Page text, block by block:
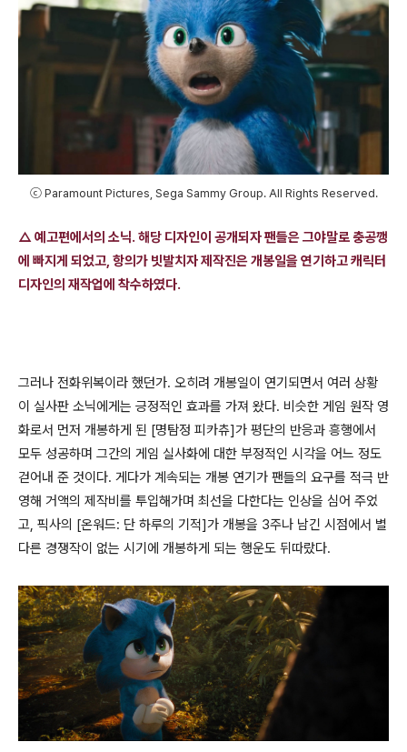
ⓒ Paramount Pictures, Sega Sammy Group. All Rights Reserved.
△ 예고편에서의 소닉. 해당 디자인이 공개되자 팬들은 그야말로 충공깽
에 빠지게 되었고, 항의가 빗발치자 제작진은 개봉일을 연기하고 캐릭터
디자인의 재작업에 착수하였다.
그러나 전화위복이라 했던가. 오히려 개봉일이 연기되면서 여러 상황
이 실사판 소닉에게는 긍정적인 효과를 가져 왔다. 비슷한 게임 원작 영
화로서 먼저 개봉하게 된 [명탐정 피카츄]가 평단의 반응과 흥행에서
모두 성공하며 그간의 게임 실사화에 대한 부정적인 시각을 어느 정도
걷어내 준 것이다. 게다가 계속되는 개봉 연기가 팬들의 요구를 적극 반
영해 거액의 제작비를 투입해가며 최선을 다한다는 인상을 심어 주었
고, 픽사의 [온워드: 단 하루의 기적]가 개봉을 3주나 남긴 시점에서 별
다른 경쟁작이 없는 시기에 개봉하게 되는 행운도 뒤따랐다.